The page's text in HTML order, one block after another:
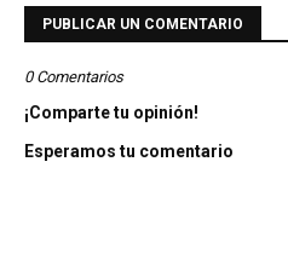
PUBLICAR UN COMENTARIO
0 Comentarios
¡Comparte tu opinión!
Esperamos tu comentario